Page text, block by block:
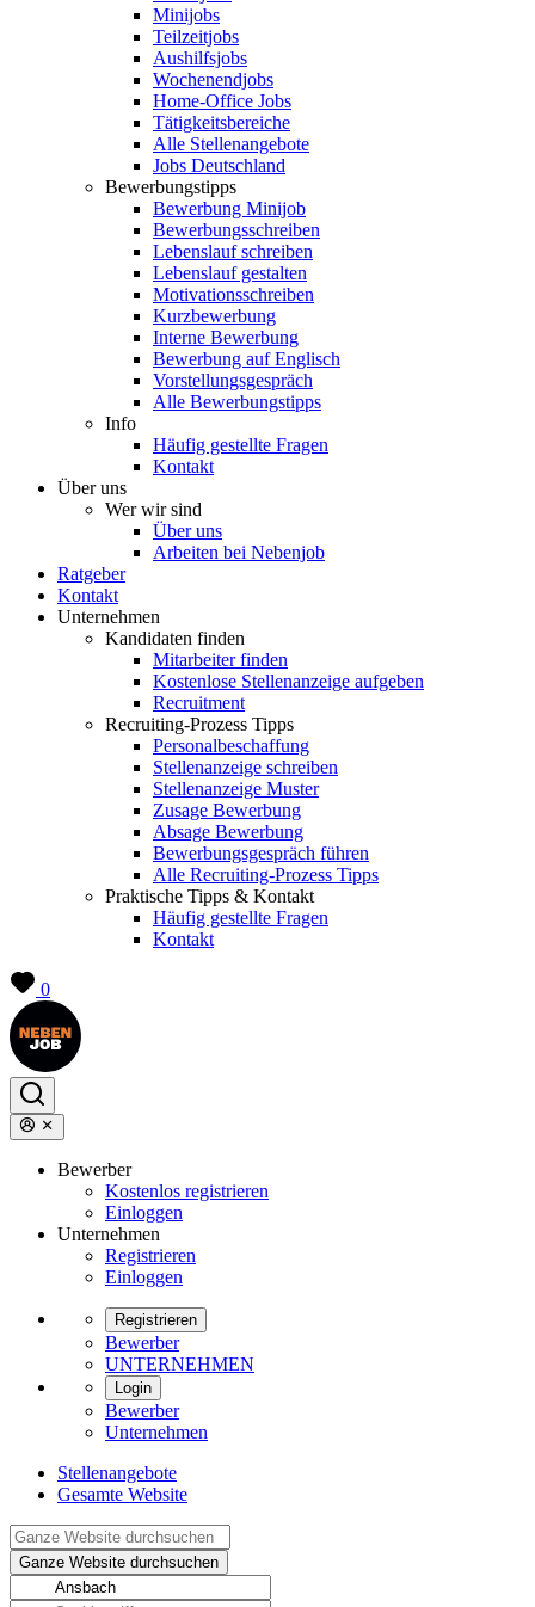
Minijobs
Teilzeitjobs
Aushilfsjobs
Wochenendjobs
Home-Office Jobs
Tätigkeitsbereiche
Alle Stellenangebote
Jobs Deutschland
Bewerbungstipps
Bewerbung Minijob
Bewerbungsschreiben
Lebenslauf schreiben
Lebenslauf gestalten
Motivationsschreiben
Kurzbewerbung
Interne Bewerbung
Bewerbung auf Englisch
Vorstellungsgespräch
Alle Bewerbungstipps
Info
Häufig gestellte Fragen
Kontakt
Über uns
Wer wir sind
Über uns
Arbeiten bei Nebenjob
Ratgeber
Kontakt
Unternehmen
Kandidaten finden
Mitarbeiter finden
Kostenlose Stellenanzeige aufgeben
Recruitment
Recruiting-Prozess Tipps
Personalbeschaffung
Stellenanzeige schreiben
Stellenanzeige Muster
Zusage Bewerbung
Absage Bewerbung
Bewerbungsgespräch führen
Alle Recruiting-Prozess Tipps
Praktische Tipps & Kontakt
Häufig gestellte Fragen
Kontakt
0
Bewerber
Kostenlos registrieren
Einloggen
Unternehmen
Registrieren
Einloggen
Registrieren
Bewerber
UNTERNEHMEN
Login
Bewerber
Unternehmen
Stellenangebote
Gesamte Website